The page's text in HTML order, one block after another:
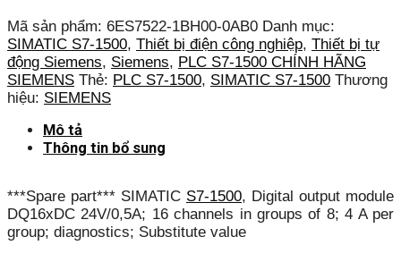
Mã sản phẩm: 6ES7522-1BH00-0AB0 Danh mục:
SIMATIC S7-1500, Thiết bị điện công nghiệp, Thiết bị tự
động Siemens, Siemens, PLC S7-1500 CHÍNH HÃNG
SIEMENS Thẻ: PLC S7-1500, SIMATIC S7-1500 Thương
hiệu: SIEMENS
Mô tả
Thông tin bổ sung
***Spare part*** SIMATIC S7-1500, Digital output module
DQ16xDC 24V/0,5A; 16 channels in groups of 8; 4 A per
group; diagnostics; Substitute value